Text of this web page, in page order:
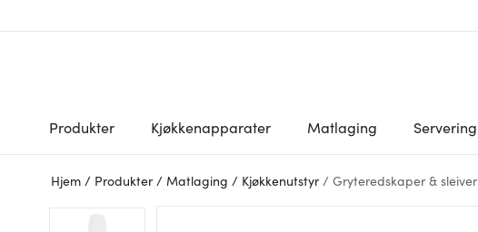
Produkter Kjøkkenapparater Matlaging Servering
Hjem / Produkter / Matlaging / Kjøkkenutstyr / Gryteredskaper & sleiver